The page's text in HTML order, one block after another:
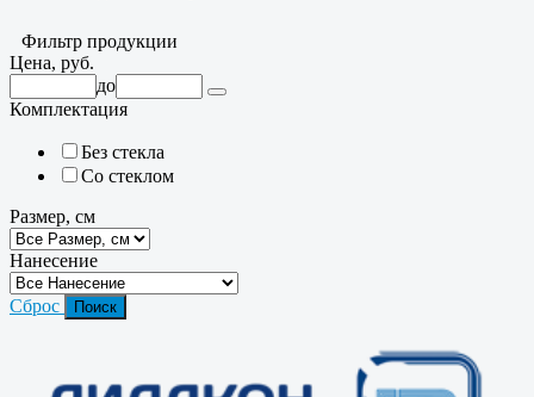
Фильтр продукции
Цена, руб.
до
Комплектация
Без стекла
Со стеклом
Размер, см
Нанесение
Сброс